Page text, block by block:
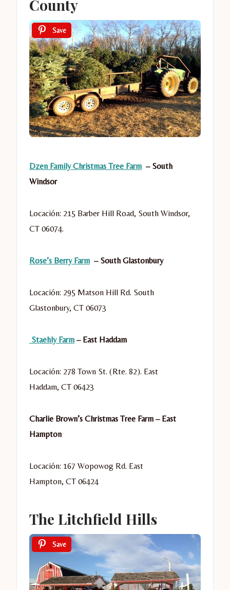
County
Save
Dzen Family Christmas Tree Farm – South
Windsor
Locación: 215 Barber Hill Road, South Windsor,
CT 06074.
Rose’s Berry Farm – South Glastonbury
Locación: 295 Matson Hill Rd. South
Glastonbury, CT 06073
Staehly Farm – East Haddam
Locación: 278 Town St. (Rte. 82). East
Haddam, CT 06423
Charlie Brown’s Christmas Tree Farm – East
Hampton
Locación: 167 Wopowog Rd. East
Hampton, CT 06424
The Litchfield Hills
Save